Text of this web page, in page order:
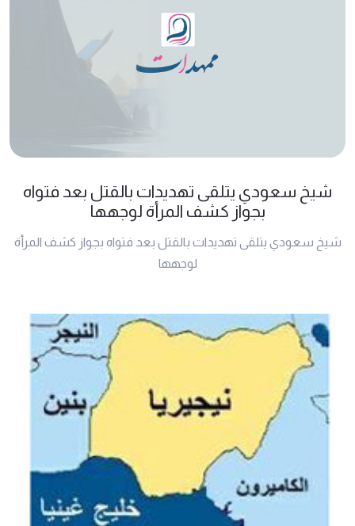
شيخ سعودي يتلقى تهديدات بالقتل بعد فتواه
بجواز كشف المرأة لوجهها
شيخ سعودي يتلقى تهديدات بالقتل بعد فتواه بجواز كشف المرأة
لوجهها